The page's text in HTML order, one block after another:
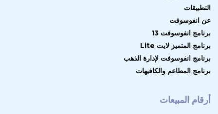
التطبيقات
عن انفوسوفت
برنامج انفوسوفت 13
برنامج المتميز لايت Lite
برنامج انفوسوفت لإدارة الذهب
برنامج المطاعم والكافيهات
أرقام المبيعات